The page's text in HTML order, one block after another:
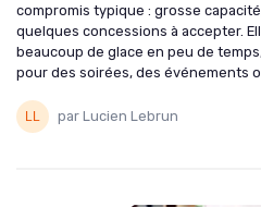
compromis typique : grosse
quelques concessions à accepter.
beaucoup de glace en peu de
pour des soirées, des événements
par Lucien Lebrun